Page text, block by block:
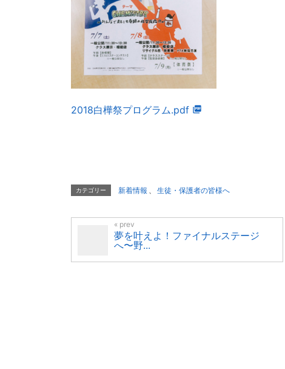
2018白樺祭プログラム.pdf
カテゴリー 新着情報 生徒・保護者の皆様へ
夢を叶えよ！ファイナルステージ
へ〜野...